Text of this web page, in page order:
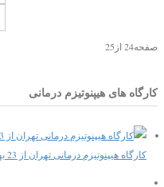
صفحه24 از25
کارگاه های هیپنوتیزم درمانی
کارگاه هیپنوتیزم درمانی تهران از 23 بهمن ماه 1404